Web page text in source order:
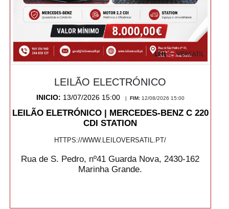
LEILÃO ELECTRÓNICO
INICIO: 13/07/2026 15:00 | FIM: 12/08/2026 15:00
LEILÃO ELETRÓNICO | MERCEDES-BENZ C 220
CDI STATION
HTTPS://WWW.LEILOVERSATIL.PT/
Rua de S. Pedro, nº41 Guarda Nova, 2430-162
Marinha Grande.